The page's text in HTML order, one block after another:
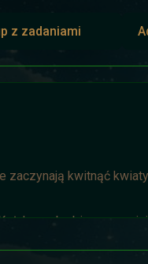
z zadaniami
zaczynają kwitnąć
osoba biorąca w niej